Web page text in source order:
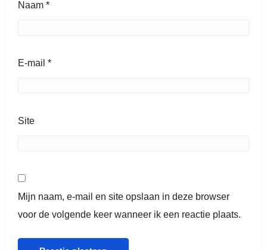
Naam *
E-mail *
Site
Mijn naam, e-mail en site opslaan in deze browser
voor de volgende keer wanneer ik een reactie plaats.